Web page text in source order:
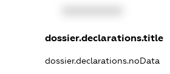
dossier.declarations.title
dossier.declarations.noData